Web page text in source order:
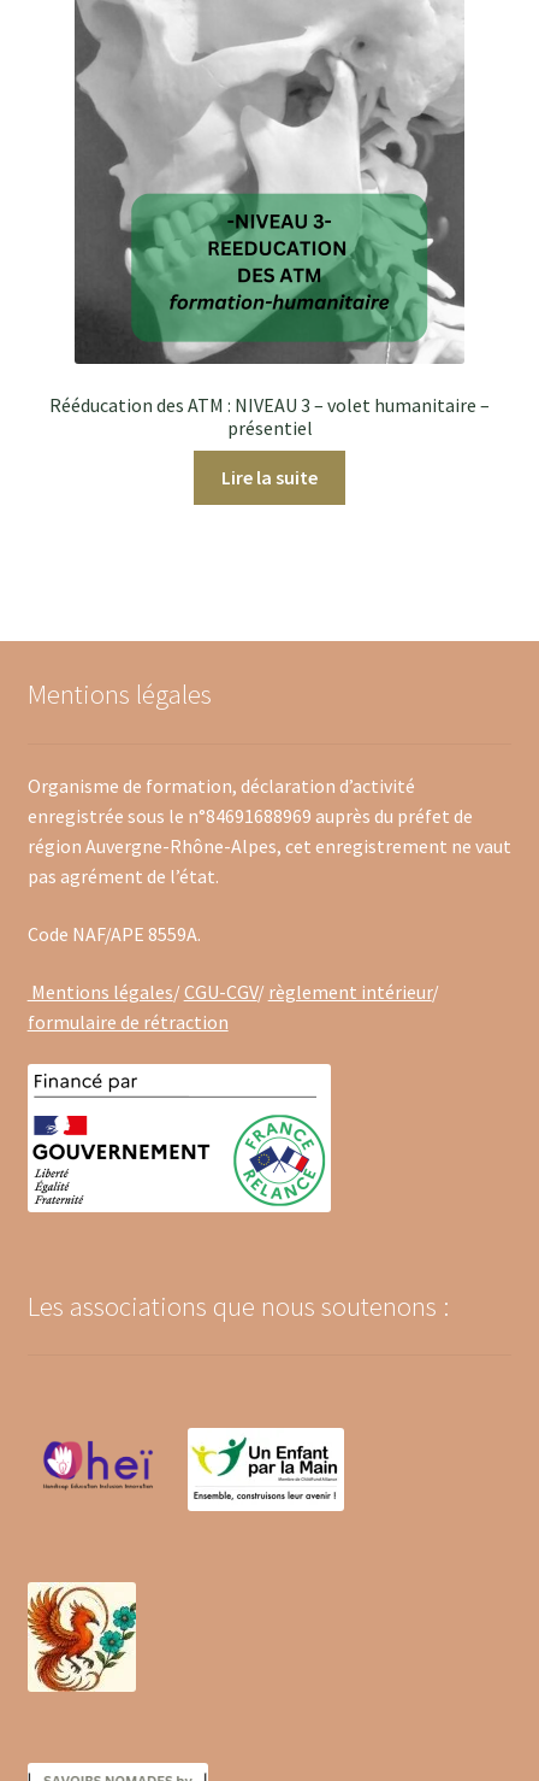
Rééducation des ATM : NIVEAU 3 – volet humanitaire –
présentiel
Lire la suite
Mentions légales
Organisme de formation, déclaration d’activité
enregistrée sous le n°84691688969 auprès du préfet de
région Auvergne-Rhône-Alpes, cet enregistrement ne vaut
pas agrément de l’état.
Code NAF/APE 8559A.
Mentions légales/CGU-CGV/ règlement intérieur/
formulaire de rétraction
Les associations que nous soutenons :